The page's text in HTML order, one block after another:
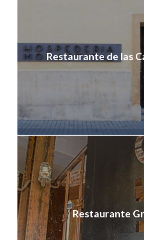
Restaurante de las
Restaurante